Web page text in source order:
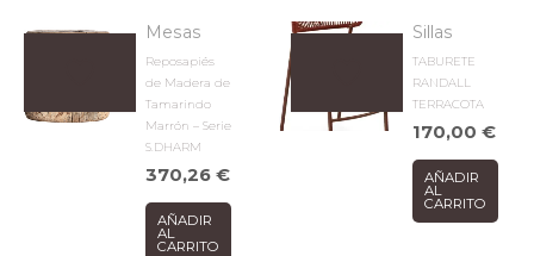
Mesas
Reposapiés
de Madera de
Tamarindo
Marrón – Serie
S.DHARM
370,26€
AÑADIR
AL
CARRITO
Sillas
TABURETE
RANDALL
TERRACOTA
170,00€
AÑADIR
AL
CARRITO